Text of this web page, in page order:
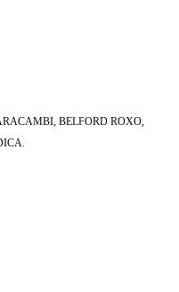
BELFORD ROXO,